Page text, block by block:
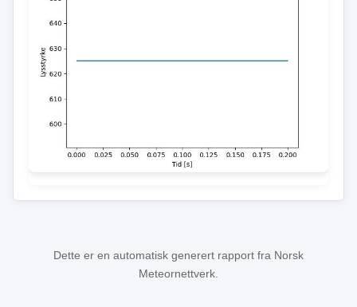
Dette er en automatisk generert rapport fra Norsk
Meteornettverk.